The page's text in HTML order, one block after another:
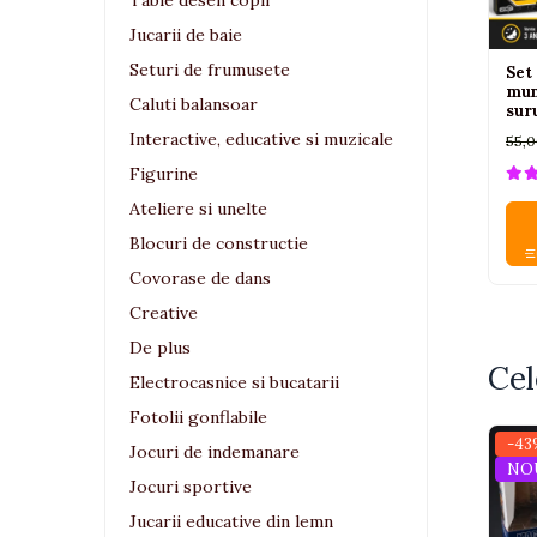
Interactive, educative si muzicale
Saltelute si centre de activitati
Jucarii de baie
Seturi camion
Table desen copii
Jucarii de baie
Seturi de frumusete
Caluti balansoar
Jucarii de baie
Seturi de frumusete
Caluti balansoar
Interactive, educative si muzicale
Figurine
Ateliere si unelte
Blocuri de constructie
Covorase de dans
Creative
De plus
Electrocasnice si bucatarii
Fotolii gonflabile
Jocuri de indemanare
Jocuri sportive
Jucarii educative din lemn
-